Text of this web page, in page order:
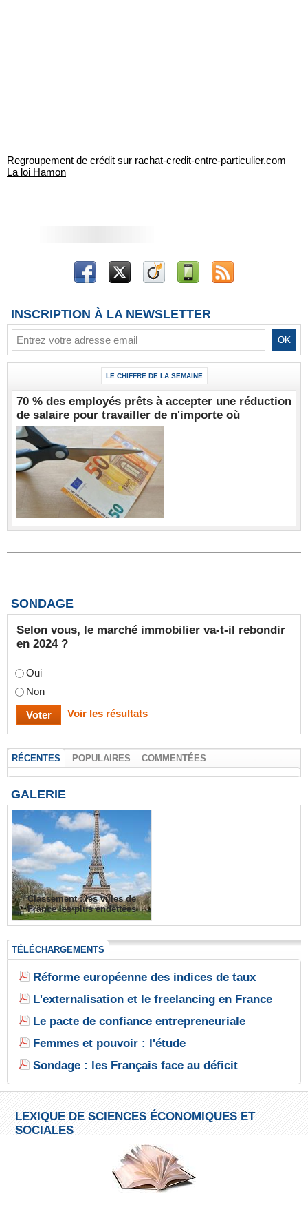
Regroupement de crédit sur rachat-credit-entre-particulier.com
La loi Hamon
INSCRIPTION À LA NEWSLETTER
LE CHIFFRE DE LA SEMAINE
70 % des employés prêts à accepter une réduction
de salaire pour travailler de n'importe où
SONDAGE
Selon vous, le marché immobilier va-t-il rebondir
en 2024 ?
Oui
Non
Voir les résultats
RÉCENTES POPULAIRES COMMENTÉES
GALERIE
Classement : les villes de
France les plus endettées
TÉLÉCHARGEMENTS
Réforme européenne des indices de taux
L'externalisation et le freelancing en France
Le pacte de confiance entrepreneuriale
Femmes et pouvoir : l'étude
Sondage : les Français face au déficit
LEXIQUE DE SCIENCES ÉCONOMIQUES ET
SOCIALES